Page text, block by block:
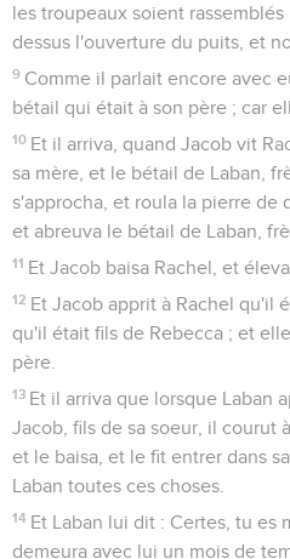
les troupeaux soient
dessus l'ouverture du puits, et
9 Comme il parlait encore avec
bétail qui était à son père ; car
10 Et il arriva, quand Jacob vit
sa mère, et le bétail de Laban,
s'approcha, et roula la pierre de
et abreuva le bétail de Laban,
11 Et Jacob baisa Rachel, et
12 Et Jacob apprit à Rachel qu'il
qu'il était fils de Rebecca ; et
père.
13 Et il arriva que lorsque Laban
Jacob, fils de sa soeur, il courut
et le baisa, et le fit entrer dans
Laban toutes ces choses.
14 Et Laban lui dit : Certes, tu es
demeura avec lui un mois de